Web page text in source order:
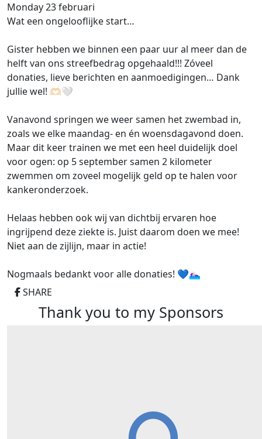
Monday 23 februari
Wat een ongelooflijke start…
Gister hebben we binnen een paar uur al meer dan de
helft van ons streefbedrag opgehaald!!! Zóveel
donaties, lieve berichten en aanmoedigingen… Dank
jullie wel! 🫶🏻🤍
Vanavond springen we weer samen het zwembad in,
zoals we elke maandag- en én woensdagavond doen.
Maar dit keer trainen we met een heel duidelijk doel
voor ogen: op 5 september samen 2 kilometer
zwemmen om zoveel mogelijk geld op te halen voor
kankeronderzoek.
Helaas hebben ook wij van dichtbij ervaren hoe
ingrijpend deze ziekte is. Juist daarom doen we mee!
Niet aan de zijlijn, maar in actie!
Nogmaals bedankt voor alle donaties! 💙🏊🏻‍♀️
SHARE
Thank you to my Sponsors